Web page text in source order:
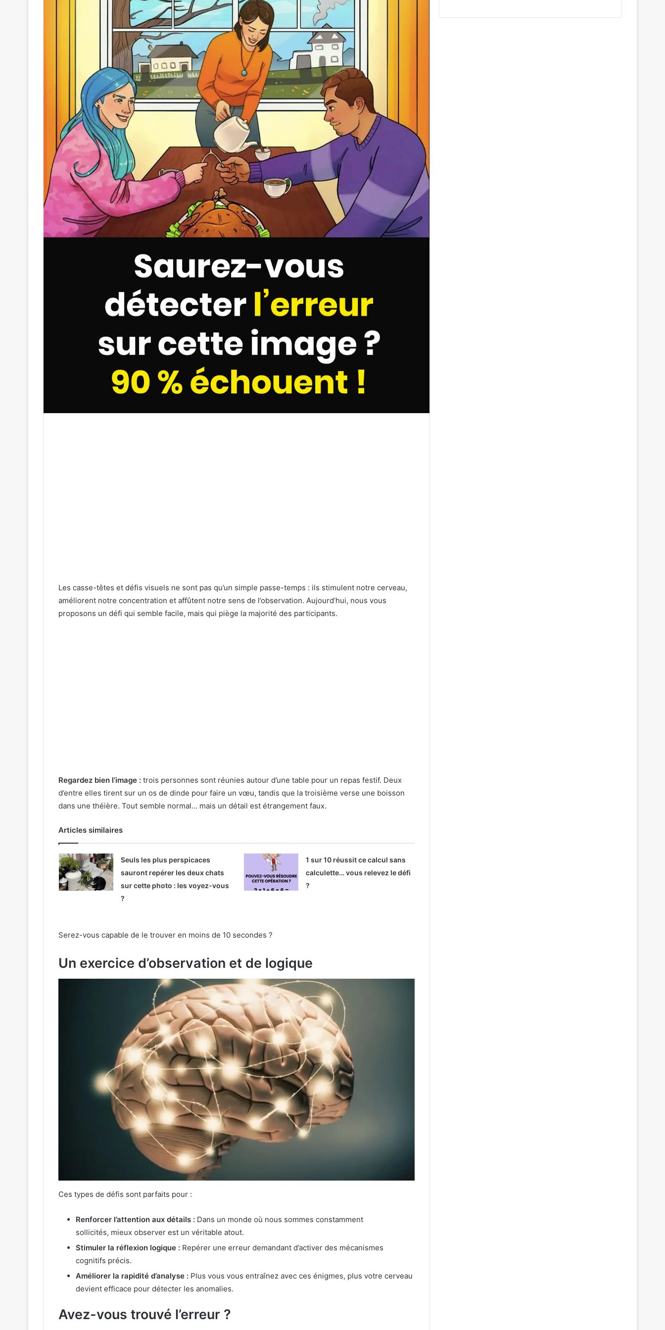
Les casse-têtes et défis visuels ne sont pas qu’un simple passe-temps : ils stimulent notre cerveau,
améliorent notre concentration et affûtent notre sens de l’observation. Aujourd’hui, nous vous
proposons un défi qui semble facile, mais qui piège la majorité des participants.
Regardez bien l’image : trois personnes sont réunies autour d’une table pour un repas festif. Deux
d’entre elles tirent sur un os de dinde pour faire un vœu, tandis que la troisième verse une boisson
dans une théière. Tout semble normal… mais un détail est étrangement faux.
Articles similaires
Seuls les plus perspicaces
sauront repérer les deux chats
sur cette photo : les voyez-vous
?
1 sur 10 réussit ce calcul sans
calculette… vous relevez le défi
?
Serez-vous capable de le trouver en moins de 10 secondes ?
Un exercice d’observation et de logique
Ces types de défis sont parfaits pour :
Renforcer l’attention aux détails : Dans un monde où nous sommes constamment
sollicités, mieux observer est un véritable atout.
Stimuler la réflexion logique : Repérer une erreur demandant d’activer des mécanismes
cognitifs précis.
Améliorer la rapidité d’analyse : Plus vous vous entraînez avec ces énigmes, plus votre cerveau
devient efficace pour détecter les anomalies.
Avez-vous trouvé l’erreur ?